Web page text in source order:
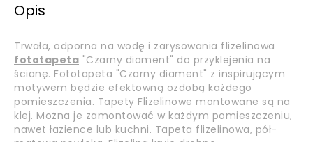
Opis
Trwała, odporna na wodę i zarysowania flizelinowa
fototapeta "Czarny diament" do przyklejenia na
ścianę. Fototapeta "Czarny diament" z inspirującym
motywem będzie efektowną ozdobą każdego
pomieszczenia. Tapety Flizelinowe montowane są na
klej. Można je zamontować w każdym pomieszczeniu,
nawet łazience lub kuchni. Tapeta flizelinowa, pół-